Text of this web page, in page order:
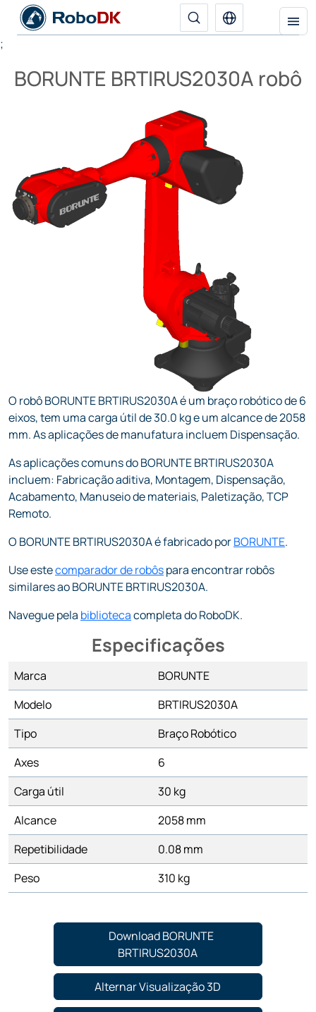
;
BORUNTE BRTIRUS2030A robô
O robô BORUNTE BRTIRUS2030A é um braço robótico de 6
eixos, tem uma carga útil de 30.0 kg e um alcance de 2058
mm. As aplicações de manufatura incluem Dispensação.
As aplicações comuns do BORUNTE BRTIRUS2030A
incluem: Fabricação aditiva, Montagem, Dispensação,
Acabamento, Manuseio de materiais, Paletização, TCP
Remoto.
O BORUNTE BRTIRUS2030A é fabricado porBORUNTE.
Use estecomparador de robôspara encontrar robôs
similares ao BORUNTE BRTIRUS2030A.
Navegue pela bibliotecacompleta do RoboDK.
Especificações
Marca
BORUNTE
Modelo
BRTIRUS2030A
Tipo
Braço Robótico
Axes
6
Carga útil
30 kg
Alcance
2058 mm
Repetibilidade
0.08 mm
Peso
310 kg
Download BORUNTE
BRTIRUS2030A
Alternar Visualização 3D